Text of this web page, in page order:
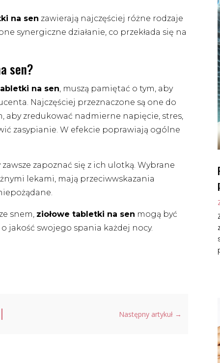
na sen zawierają najczęściej różne rodzaje
synergiczne działanie, co przekłada się na
sen?
na sen , muszą pamiętać o tym, aby
Najczęściej przeznaczone są one do
zredukować nadmierne napięcie, stres,
zasypianie. W efekcie poprawiają ogólne
zapoznać się z ich ulotką. Wybrane
lekami, mają przeciwwskazania
snem, ziołowe tabletki na sen mogą być
jakość swojego spania każdej nocy.
Następny artykuł →